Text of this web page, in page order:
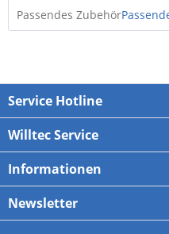
Passendes Zubehör
Service Hotline
Willtec Service
Informationen
Newsletter